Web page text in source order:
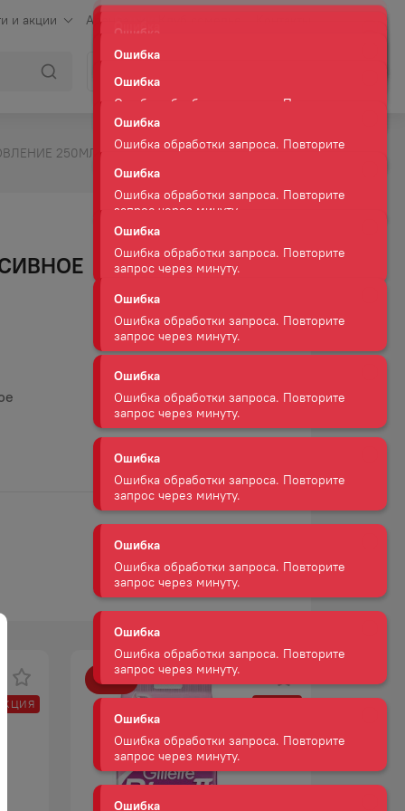
и акции Аренда
250МЛ
АКЦИЯ
- 36%
Ошибка
Ошибка обработки запроса. Повторите
Ошибка
Ошибка обработки запроса. Повторите
запрос через минуту.
Ошибка
Ошибка обработки запроса. Повторите
запрос через минуту.
Ошибка
Ошибка обработки запроса. Повторите
запрос через минуту.
Ошибка
Ошибка обработки запроса. Повторите
запрос через минуту.
Ошибка обработки запроса. Повторите
запрос через минуту.
Ошибка
Ошибка обработки запроса. Повторите
запрос через минуту.
Ошибка
Ошибка обработки запроса. Повторите
запрос через минуту.
Ошибка
Ошибка обработки запроса. Повторите
запрос через минуту.
Ошибка
Ошибка обработки запроса. Повторите
запрос через минуту.
Ошибка
Ошибка обработки запроса. Повторите